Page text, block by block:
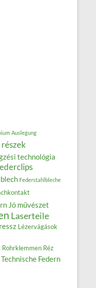
Auslegung
technológia
Federstahlbleche
Jó művészet
Laserteile
Lézervágások
Rohrklemmen Réz
Technische Federn